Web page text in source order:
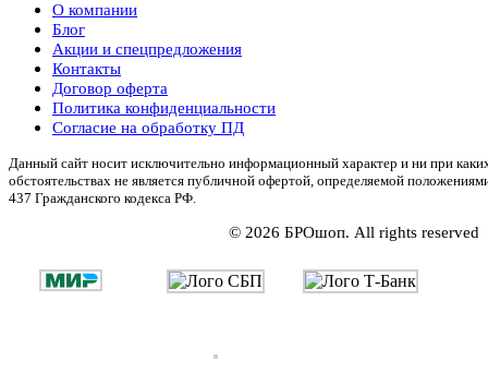
О компании
Блог
Акции и спецпредложения
Контакты
Договор оферта
Политика конфиденциальности
Согласие на обработку ПД
Данный сайт носит исключительно информационный характер и ни при
обстоятельствах не является публичной офертой, определяемой
437 Гражданского кодекса РФ.
© 2026 БРОшоп. All rights reserved